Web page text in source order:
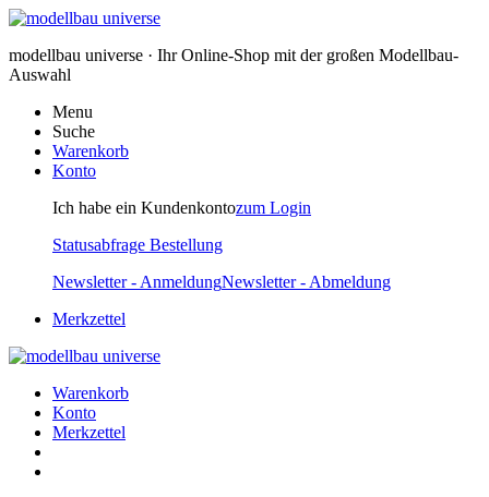
modellbau universe · Ihr Online-Shop mit der großen Modellbau-
Auswahl
Menu
Suche
Warenkorb
Konto
Ich habe ein Kundenkontozum Login
Statusabfrage Bestellung
Newsletter - AnmeldungNewsletter - Abmeldung
Merkzettel
Warenkorb
Konto
Merkzettel